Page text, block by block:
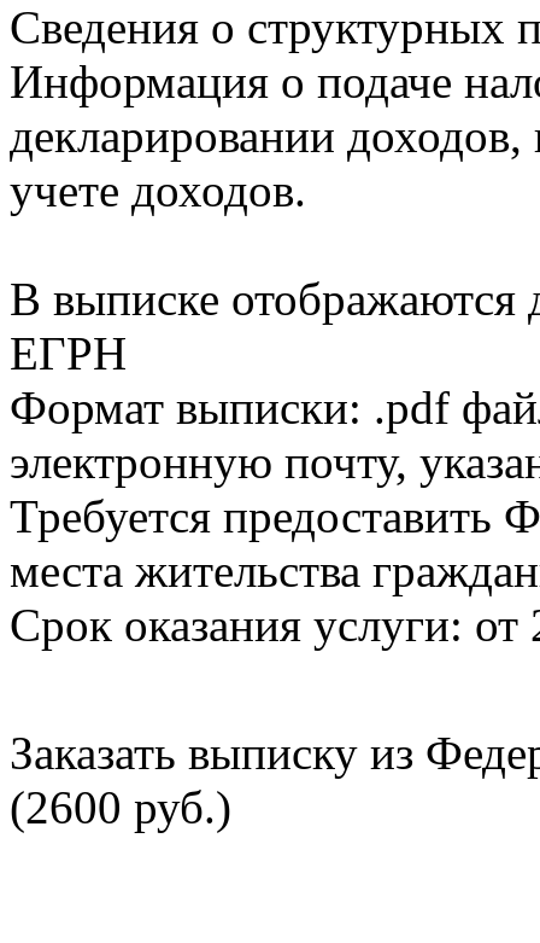
Сведения о структурных
Информация о подаче
декларировании доходов,
учете доходов.
В выписке
ЕГРН
Формат выписки: .pdf
электронную почту,
Требуется
места жительства
Срок оказания услуги: от
Заказать выписку из
(2600 руб.)